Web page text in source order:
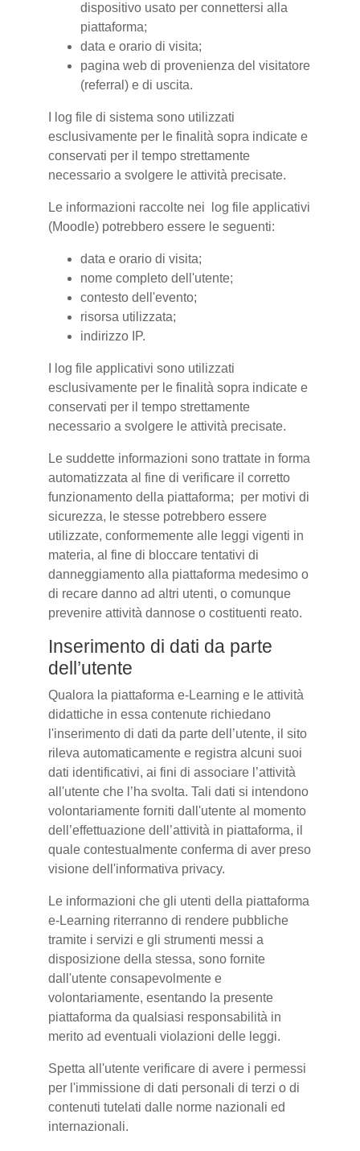
dispositivo usato per connettersi alla
piattaforma;
data e orario di visita;
pagina web di provenienza del visitatore
(referral) e di uscita.
I log file di sistema sono utilizzati
esclusivamente per le finalità sopra indicate e
conservati per il tempo strettamente
necessario a svolgere le attività precisate.
Le informazioni raccolte nei log file applicativi
(Moodle) potrebbero essere le seguenti:
data e orario di visita;
nome completo dell'utente;
contesto dell'evento;
risorsa utilizzata;
indirizzo IP.
I log file applicativi sono utilizzati
esclusivamente per le finalità sopra indicate e
conservati per il tempo strettamente
necessario a svolgere le attività precisate.
Le suddette informazioni sono trattate in forma
automatizzata al fine di verificare il corretto
funzionamento della piattaforma; per motivi di
sicurezza, le stesse potrebbero essere
utilizzate, conformemente alle leggi vigenti in
materia, al fine di bloccare tentativi di
danneggiamento alla piattaforma medesimo o
di recare danno ad altri utenti, o comunque
prevenire attività dannose o costituenti reato.
Inserimento di dati da parte
dell’utente
Qualora la piattaforma e-Learning e le attività
didattiche in essa contenute richiedano
l'inserimento di dati da parte dell’utente, il sito
rileva automaticamente e registra alcuni suoi
dati identificativi, ai fini di associare l’attività
all'utente che l’ha svolta. Tali dati si intendono
volontariamente forniti dall'utente al momento
dell’effettuazione dell’attività in piattaforma, il
quale contestualmente conferma di aver preso
visione dell'informativa privacy.
Le informazioni che gli utenti della piattaforma
e-Learning riterranno di rendere pubbliche
tramite i servizi e gli strumenti messi a
disposizione della stessa, sono fornite
dall'utente consapevolmente e
volontariamente, esentando la presente
piattaforma da qualsiasi responsabilità in
merito ad eventuali violazioni delle leggi.
Spetta all'utente verificare di avere i permessi
per l'immissione di dati personali di terzi o di
contenuti tutelati dalle norme nazionali ed
internazionali.